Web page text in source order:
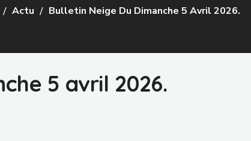
Actu Bulletin Neige Du Dimanche 5 Avril 2026.
5 avril 2026.